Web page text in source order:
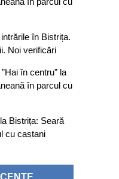
în Bistrița.
Noi verificări
”Hai în centru” la
în parcul cu
Bistrița: Seară
cu castani